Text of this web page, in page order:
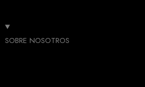
SOBRE NOSOTROS